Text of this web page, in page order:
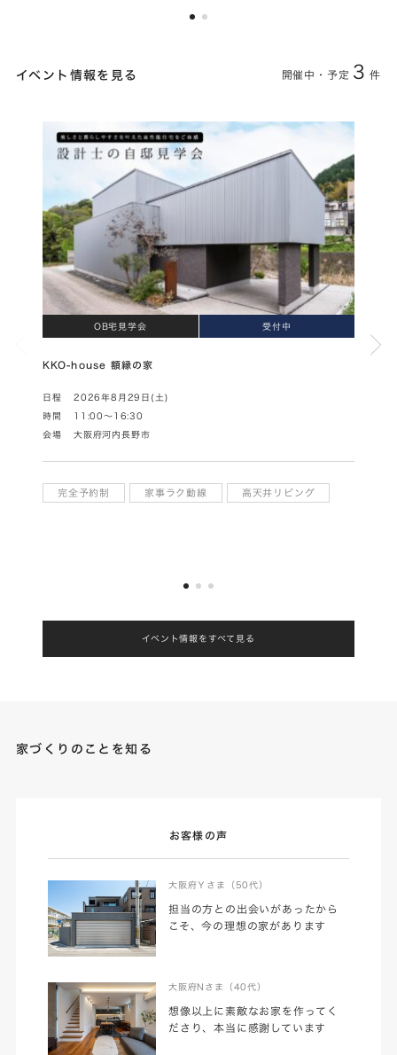
イベント情報を見る 開催中・予定 3 件
OB宅見学会 受付中
KKO-house 額縁の家
日程 2026年8月29日(土)
時間 11:00～16:30
会場 大阪府河内長野市
完全予約制 家事ラク動線 高天井リビング
イベント情報をすべて見る
家づくりのことを知る
お客様の声
大阪府Ｙさま（50代）
担当の方との出会いがあったから
こそ、今の理想の家があります
大阪府Nさま（40代）
想像以上に素敵なお家を作ってく
ださり、本当に感謝しています